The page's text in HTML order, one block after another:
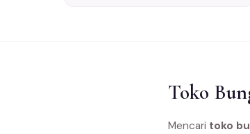
Toko
Mencari toko